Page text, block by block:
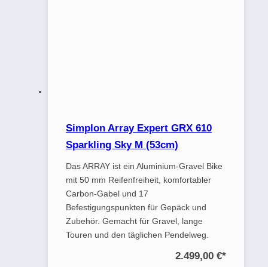
Simplon Array Expert GRX 610
Sparkling Sky M (53cm)
Das ARRAY ist ein Aluminium-Gravel Bike
mit 50 mm Reifenfreiheit, komfortabler
Carbon-Gabel und 17
Befestigungspunkten für Gepäck und
Zubehör. Gemacht für Gravel, lange
Touren und den täglichen Pendelweg.
2.499,00 €*